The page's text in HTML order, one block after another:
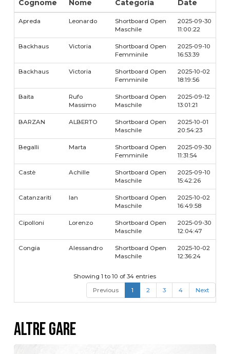
Cognome Nome Categoria Date
Apreda Leonardo
Shortboard Open
Maschile
2025-09-30
11:00:22
Backhaus Victoria
Shortboard Open
Femminile
2025-09-10
16:53:39
Backhaus Victoria
Shortboard Open
Femminile
2025-10-02
18:19:56
Baita
Rufo
Massimo
Shortboard Open
Maschile
2025-09-12
13:01:21
BARZAN ALBERTO
Shortboard Open
Maschile
2025-10-01
20:54:23
Begalli Marta
Shortboard Open
Femminile
2025-09-30
11:31:54
Castè Achille
Shortboard Open
Maschile
2025-09-10
15:42:26
Catanzariti Ian
Shortboard Open
Maschile
2025-10-02
16:49:58
Cipolloni Lorenzo
Shortboard Open
Maschile
2025-09-30
12:04:47
Congia Alessandro
Shortboard Open
Maschile
2025-10-02
12:36:24
Showing 1 to 10 of 34 entries
Previous
1 2 3 4 Next
ALTRE GARE